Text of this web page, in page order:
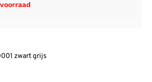
zwart grijs